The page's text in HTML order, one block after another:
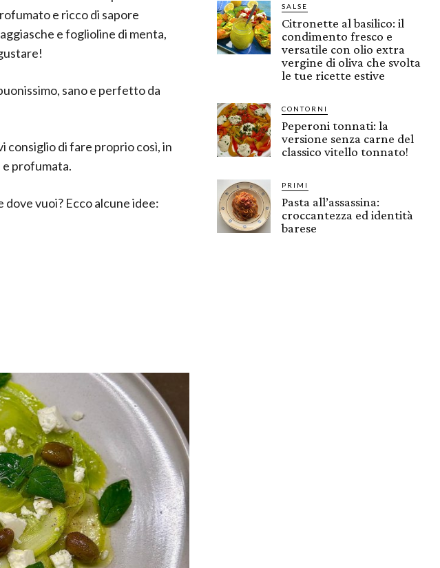
e ricco di sapore
e foglioline di menta,
sano e perfetto da
consiglio di fare proprio così, in
profumata.
vuoi? Ecco alcune idee:
SALSE
Citronette al basilico: il
condimento fresco e
versatile con olio extra
vergine di oliva che svolta
le tue ricette estive
CONTORNI
Peperoni tonnati: la
versione senza carne del
classico vitello tonnato!
PRIMI
Pasta all’assassina:
croccantezza ed identità
barese